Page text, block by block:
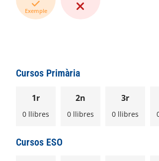
Exemple
Cursos Primària
1r
0 llibres
2n
0 llibres
3r
0 llibres
Cursos ESO